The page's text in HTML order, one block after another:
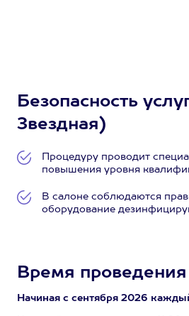
Безопасность
Звездная)
Процедуру проводит
повышения уровня
В салоне соблюдаются
оборудование
Время проведения
Начиная с сентября 2026